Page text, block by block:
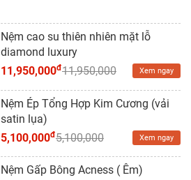
Nệm cao su thiên nhiên mặt lỗ
diamond luxury
11,950,000đ11,950,000 Xem ngay
Nệm Ép Tổng Hợp Kim Cương (vải
satin lụa)
5,100,000đ5,100,000 Xem ngay
Nệm Gấp Bông Acness ( Êm)